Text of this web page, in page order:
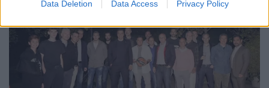
Data Deletion Data Access Privacy Policy